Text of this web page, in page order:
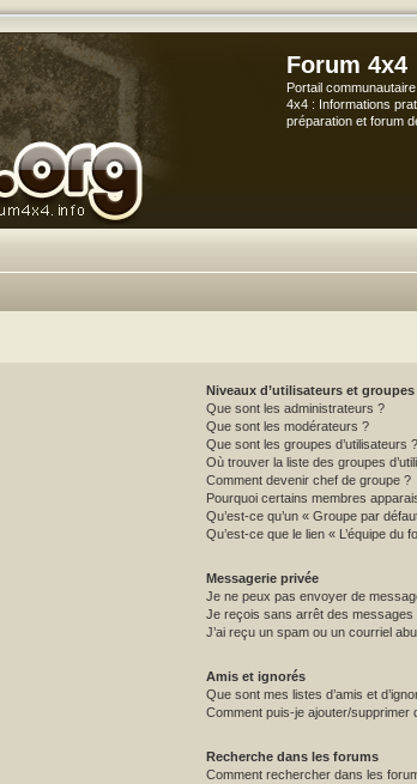
Forum 4x4
Portail
4x4 : Informations
préparation et forum
Niveaux d’utilisateurs et groupes
Que sont les administrateurs ?
Que sont les modérateurs ?
Que sont les groupes d’utilisateurs ?
Où trouver la liste des groupes
Comment devenir chef de groupe ?
Pourquoi certains membres
Qu’est-ce qu’un « Groupe par
Qu’est-ce que le lien « L’équipe du
Messagerie privée
Je ne peux pas envoyer de
Je reçois sans arrêt des messages
J’ai reçu un spam ou un courriel
Amis et ignorés
Que sont mes listes d’amis et
Comment puis-je ajouter/supprimer
Recherche dans les forums
Comment rechercher dans les